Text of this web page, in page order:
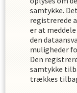
samtykke.
registrerede
er at
den
muligheder
Den
samtykke
trækkes